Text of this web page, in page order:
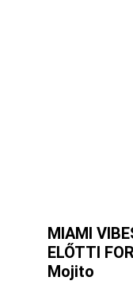
MIAMI
ELŐTTI
Mojito